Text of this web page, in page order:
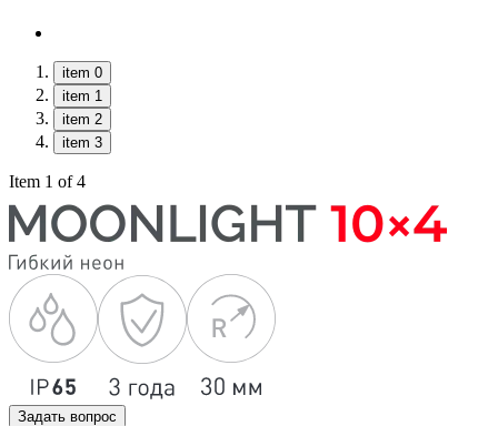
item 0
item 1
item 2
item 3
Item 1 of 4
Задать вопрос